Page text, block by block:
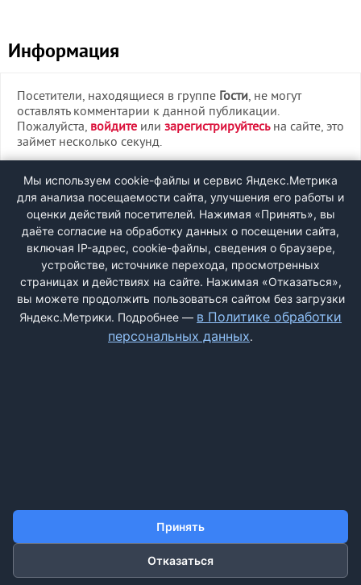
Информация
Посетители, находящиеся в группе Гости, не могут
оставлять комментарии к данной публикации.
Пожалуйста, войдите или зарегистрируйтесьна сайте, это
займет несколько секунд.
ВХОД
РЕГИСТРАЦИЯ
Быстрая регистрациячерез соцсети:
ПОЛИТИКА ОБРАБОТКИ ПЕРСОНАЛЬНЫХ ДАННЫХ
©2011-2026 ДОСКАЖАЛОБ.РФ
Мы используем cookie-файлы и сервис Яндекс.Метрика
для анализа посещаемости сайта, улучшения его работы и
оценки действий посетителей. Нажимая «Принять», вы
даёте согласие на обработку данных о посещении сайта,
включая IP-адрес, cookie-файлы, сведения о браузере,
устройстве, источнике перехода, просмотренных
страницах и действиях на сайте. Нажимая «Отказаться»,
вы можете продолжить пользоваться сайтом без загрузки
Яндекс.Метрики. Подробнее — в Политике обработки
персональных данных.
Принять
Отказаться